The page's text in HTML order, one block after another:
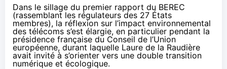
Dans le sillage du premier rapport du BEREC
(rassemblant les régulateurs des 27 États
membres), la réflexion sur l’impact environnemental
des télécoms s’est élargie, en particulier pendant la
présidence française du Conseil de l’Union
européenne, durant laquelle Laure de la Raudière
avait invité à s’orienter vers une double transition
numérique et écologique.